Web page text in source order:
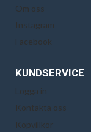
Om oss
Instagram
Facebook
KUNDSERVICE
Logga in
Kontakta oss
Köpvillkor